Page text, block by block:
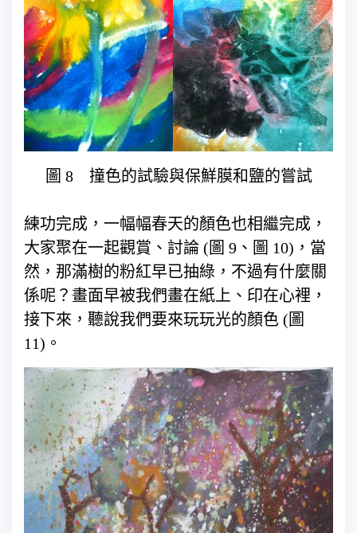
圖 8 撞色的試驗與保鮮膜和鹽的嘗試
練功完成，一幅幅春天的顏色也相繼完成，
大家聚在一起觀賞、討論 (圖 9、圖 10)，當
然，那滿樹的粉紅早已抽綠，不過有什麼關
係呢？畫面早被我們畫在紙上、印在心裡，
接下來，聽說我們要來玩玩光的顏色 (圖
11)。